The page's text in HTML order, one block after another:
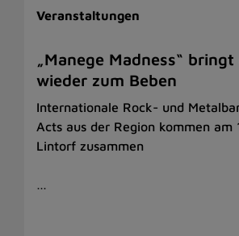
Veranstaltungen
„Manege Madness“
wieder zum Beben
Internationale Rock- und
Acts aus der Region kommen am
Lintorf zusammen
…